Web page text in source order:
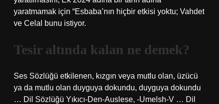
yaratmamak için “Esbaba’nın hiçbir etkisi yoktu; Vahdet
ve Celal bunu istiyor.
Tesir altında kalan ne demek?
Ses Sözlüğü etkilenen, kızgın veya mutlu olan, üzücü
ya da mutlu olan duyguya dokundu, duyguya dokundu
… Dil Sözlüğü Yıkıcı-Den-Auslese, -Umelsh-V … Dil